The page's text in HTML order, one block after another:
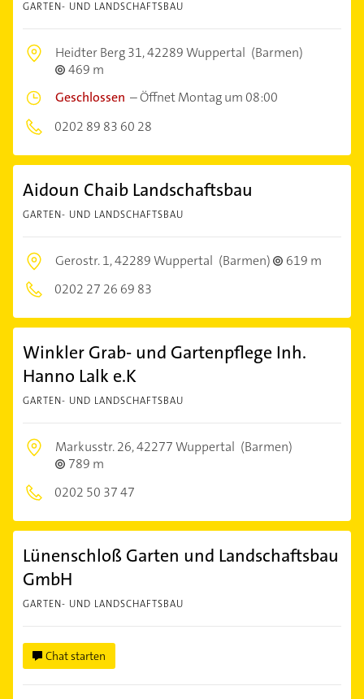
GARTEN- UND LANDSCHAFTSBAU
Heidter Berg 31,42289 Wuppertal (Barmen)
469 m
Geschlossen –Öffnet Montag um 08:00
0202 89 83 60 28
Aidoun Chaib Landschaftsbau
GARTEN- UND LANDSCHAFTSBAU
Gerostr. 1,42289 Wuppertal (Barmen)
619 m
0202 27 26 69 83
Winkler Grab- und Gartenpflege Inh.
Hanno Lalk e.K
GARTEN- UND LANDSCHAFTSBAU
Markusstr. 26,42277 Wuppertal (Barmen)
789 m
0202 50 37 47
Lünenschloß Garten und Landschaftsbau
GmbH
GARTEN- UND LANDSCHAFTSBAU
Chat starten